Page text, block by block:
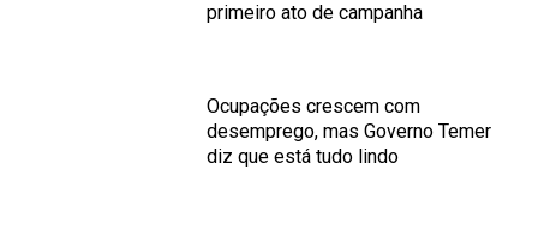
primeiro ato de campanha
Ocupações crescem com
desemprego, mas Governo Temer
diz que está tudo lindo